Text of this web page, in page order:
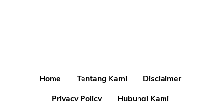
Home Tentang Kami
Disclaimer
Privacy Policy
Hubungi Kami